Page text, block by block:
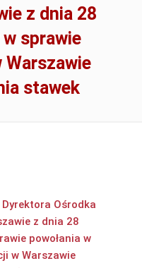
z dnia 28
sprawie
Warszawie
stawek
Ośrodka
z dnia 28
powołania w
w Warszawie